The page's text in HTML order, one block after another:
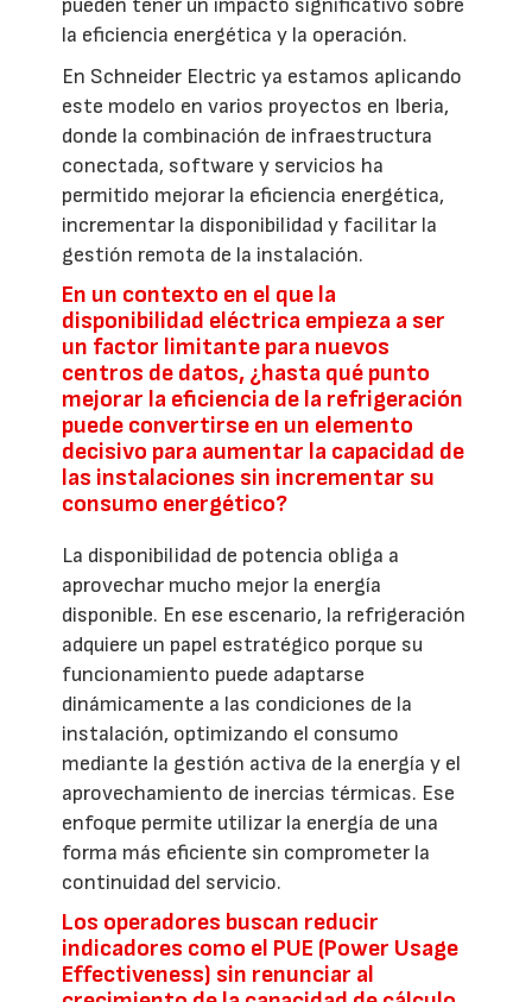
pueden tener un impacto significativo sobre
la eficiencia energética y la operación.
En Schneider Electric ya estamos aplicando
este modelo en varios proyectos en Iberia,
donde la combinación de infraestructura
conectada, software y servicios ha
permitido mejorar la eficiencia energética,
incrementar la disponibilidad y facilitar la
gestión remota de la instalación.
En un contexto en el que la
disponibilidad eléctrica empieza a ser
un factor limitante para nuevos
centros de datos, ¿hasta qué punto
mejorar la eficiencia de la refrigeración
puede convertirse en un elemento
decisivo para aumentar la capacidad de
las instalaciones sin incrementar su
consumo energético?
La disponibilidad de potencia obliga a
aprovechar mucho mejor la energía
disponible. En ese escenario, la refrigeración
adquiere un papel estratégico porque su
funcionamiento puede adaptarse
dinámicamente a las condiciones de la
instalación, optimizando el consumo
mediante la gestión activa de la energía y el
aprovechamiento de inercias térmicas. Ese
enfoque permite utilizar la energía de una
forma más eficiente sin comprometer la
continuidad del servicio.
Los operadores buscan reducir
indicadores como el PUE (Power Usage
Effectiveness) sin renunciar al